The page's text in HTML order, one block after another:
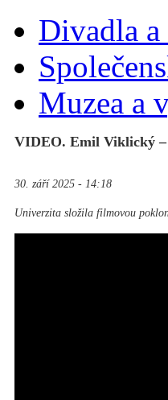
Divadla
Muzea a
VIDEO. Emil Viklický –
30. září 2025 - 14:18
Univerzita složila filmovou